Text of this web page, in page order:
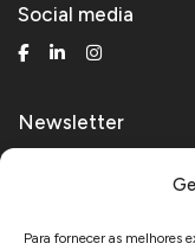
Para fornecer as melhores
Social media
Newsletter